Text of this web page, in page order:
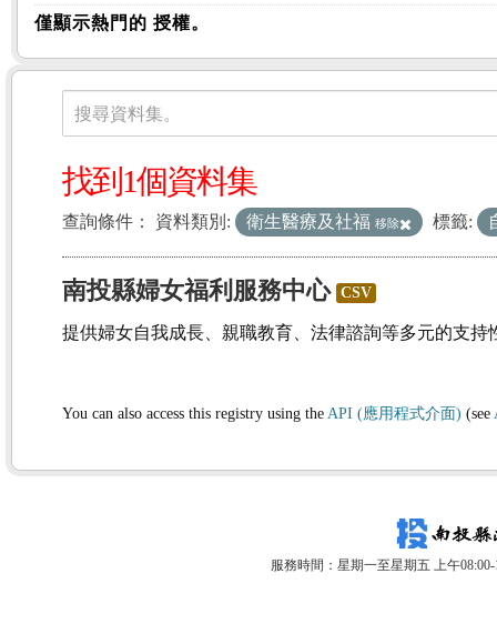
僅顯示熱門的 授權。
資料集
搜尋資料集。
找到1個資料集
查詢條件： 資料類別: 衛生醫療及社福 移除 標籤:
南投縣婦女福利服務中心 CSV
提供婦女自我成長、親職教育、法律諮詢等多元的支持
You can also access this registry using the API (應用程式介面) (see
服務時間：星期一至星期五 上午